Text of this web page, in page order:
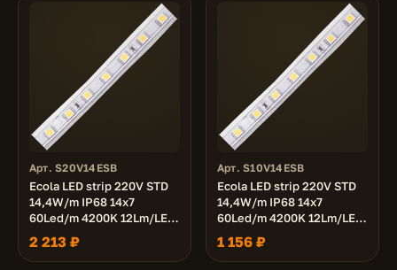
Арт. S20V14ESB
Ecola LED strip 220V STD
14,4W/m IP68 14x7
60Led/m 4200K 12Lm/LED
720Lm/m лента 20м.
2 213 ₽
Арт. S10V14ESB
Ecola LED strip 220V STD
14,4W/m IP68 14x7
60Led/m 4200K 12Lm/LED
720Lm/m лента 10м.
1 156 ₽